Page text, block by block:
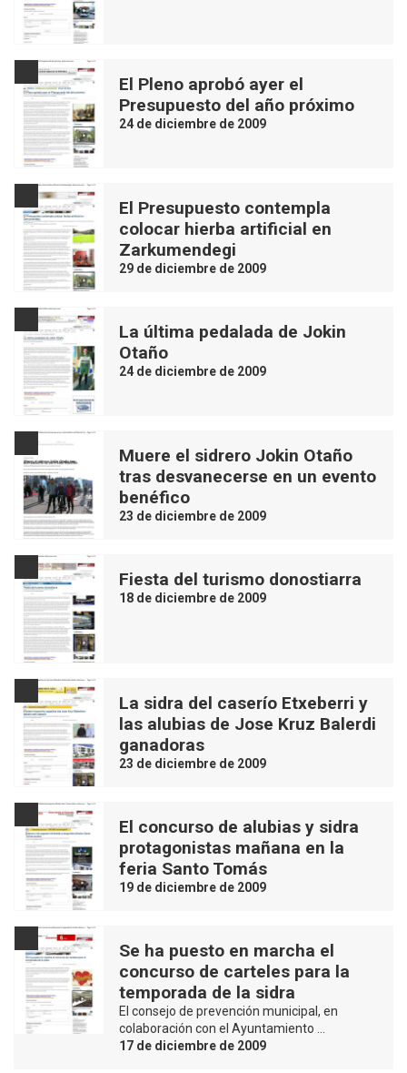
El Pleno aprobó ayer el
Presupuesto del año próximo
24 de diciembre de 2009
El Presupuesto contempla
colocar hierba artificial en
Zarkumendegi
29 de diciembre de 2009
La última pedalada de Jokin
Otaño
24 de diciembre de 2009
Muere el sidrero Jokin Otaño
tras desvanecerse en un evento
benéfico
23 de diciembre de 2009
Fiesta del turismo donostiarra
18 de diciembre de 2009
La sidra del caserío Etxeberri y
las alubias de Jose Kruz Balerdi
ganadoras
23 de diciembre de 2009
El concurso de alubias y sidra
protagonistas mañana en la
feria Santo Tomás
19 de diciembre de 2009
Se ha puesto en marcha el
concurso de carteles para la
temporada de la sidra
El consejo de prevención municipal, en
colaboración con el Ayuntamiento …
17 de diciembre de 2009